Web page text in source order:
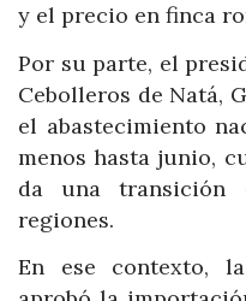
y el precio en finca
Por su parte, el
Cebolleros de Natá,
el abastecimiento
menos hasta junio,
da una transición
regiones.
En ese contexto,